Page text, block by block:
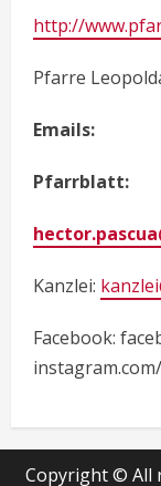
http://
Pfarre
Emails:
Pfarrblatt:
Kanzlei:
Facebook:
Copyright © All